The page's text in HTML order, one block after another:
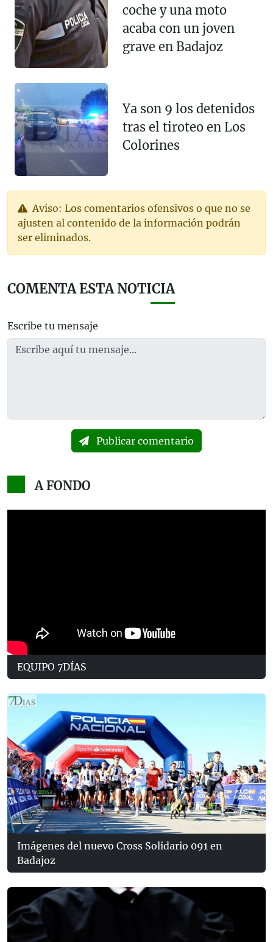
coche y una moto
acaba con un joven
grave en Badajoz
Ya son 9 los detenidos
tras el tiroteo en Los
Colorines
Aviso: Los comentarios ofensivos o que no se
ajusten al contenido de la información podrán
ser eliminados.
COMENTA ESTA NOTICIA
Escribe tu mensaje
Publicar comentario
A FONDO
EQUIPO 7DÍAS
Imágenes del nuevo Cross Solidario 091 en
Badajoz